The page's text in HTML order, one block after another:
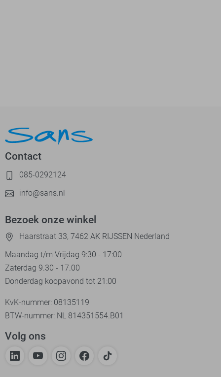
Contact
085-0292124
info@sans.nl
Bezoek onze winkel
Haarstraat 33, 7462 AK RIJSSEN Nederland
Maandag t/m Vrijdag 9:30 - 17:00
Zaterdag 9.30 - 17.00
Donderdag koopavond tot 21:00
KvK-nummer: 08135119
BTW-nummer: NL 814351554.B01
Volg ons